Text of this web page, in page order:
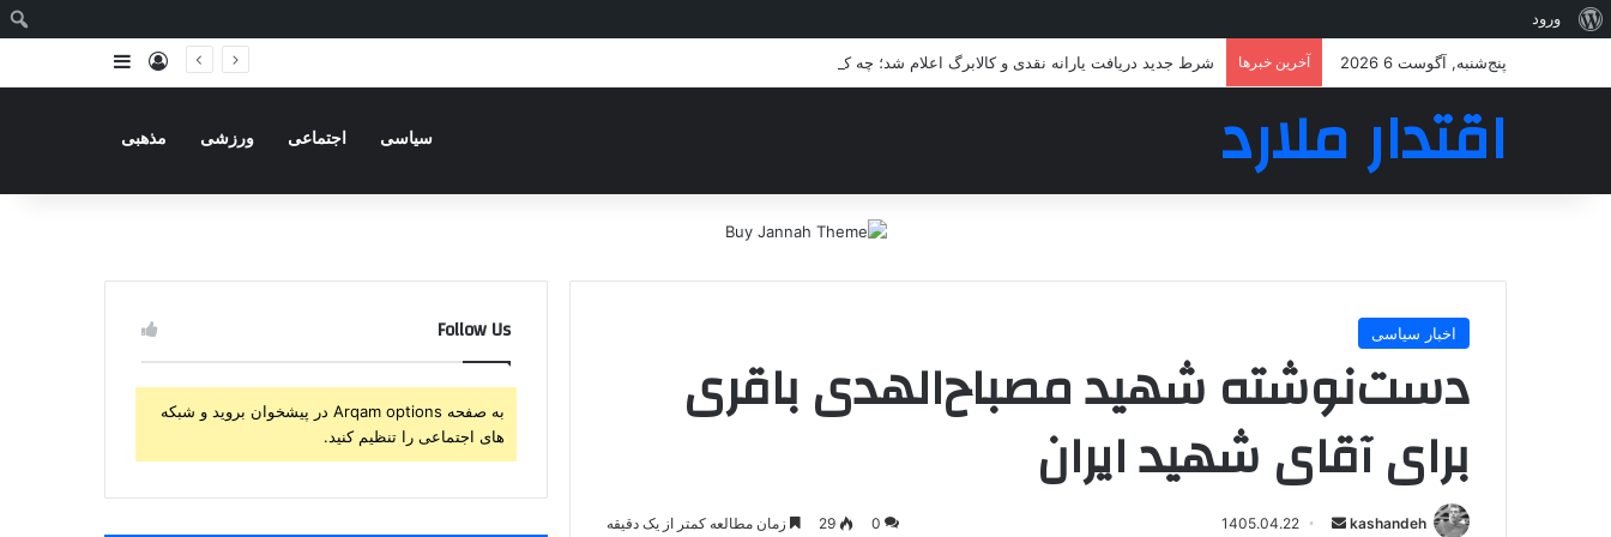
درباره
ورود
پنج‌شنبه, آگوست 6 2026 آخرین خبرها شرط جدید دریافت یارانه نقدی و کالابرگ اعلام شد؛ چه کسانی مشمول می‌شوند؟ ورودسایدبار
اقتدار ملارد سیاسی اجتماعی ورزشی مذهبی
اخبار سیاسی
دست‌نوشته‌ شهید مصباح‌الهدی باقری
برای آقای شهید ایران
kashandeh
ارسال1405.04.22
0
29 زمان مطالعه کمتر از یک دقیقه
Follow Us
به صفحه Arqam options در پیشخوان بروید و شبکه
های اجتماعی را تنظیم کنید.